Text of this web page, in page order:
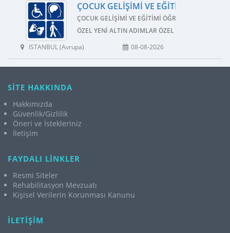
ÇOCUK GELIŞIMI VE EĞITIMI
ÇOCUK GELIŞIMI VE EĞITIMI ÖĞRETMENI
ÖZEL YENI ALTIN ADIMLAR ÖZEL EĞITIM VE
İSTANBUL (Avrupa)
08-08-2026
SİTE HAKKINDA
Hakkımızda
Güvenlik/Gizlilik
Öneri ve İstekleriniz
İletişim
FAYDALI LİNKLER
Resmi Siteler
Rehabilitasyon Mevzuatı
Kişisel Verilerin Korunması Kanunu
İLETİŞİM